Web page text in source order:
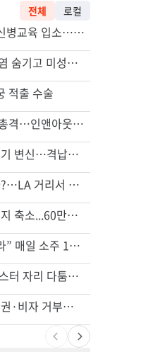
전체 로컬
천하람, 현역 의원 최초 신병교육 입소…논산서 2박3일 생활
목회자 신분으로 HIV 감염 숨기고 미성년자와 성관계
적출 수술
드라이브스루서 시작된 총격…인앤아웃 참사 영상 공개
74m짜리 보잉777, 화물기 변신…격납고서 ‘보물’ 찾는 인천공항
광고판 안에 사람이 산다?…LA 거리서 화제
휴매나, 메디캘 어드밴티지 축소...60만명 플랜 상실 위기
“술에 이것 한방울 넣어라” 매일 소주 1병 까는 91세의 철칙
잠수 중 공기 끊었다? 랍스터 자리 다툼이 살인미수 사건으로
서류 하나만 빠져도 영주권·비자 거부…심사관 재량권 대폭 확대